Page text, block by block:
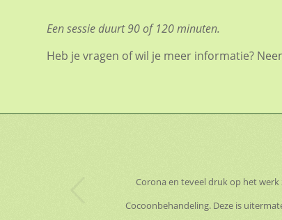
Een sessie duurt 90 of 120 minuten.
Heb je vragen of wil je meer informatie?
Corona en teveel druk op het
Cocoonbehandeling. Deze is